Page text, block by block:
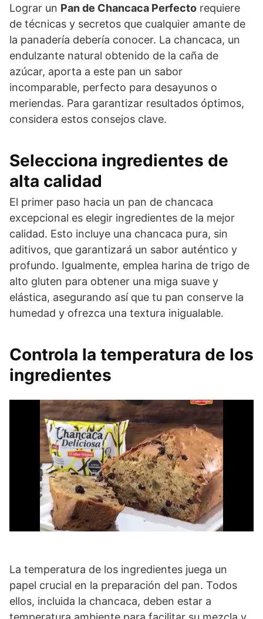
Lograr un Pan de Chancaca Perfecto requiere
de técnicas y secretos que cualquier amante de
la panadería debería conocer. La chancaca, un
endulzante natural obtenido de la caña de
azúcar, aporta a este pan un sabor
incomparable, perfecto para desayunos o
meriendas. Para garantizar resultados óptimos,
considera estos consejos clave.
Selecciona ingredientes de
alta calidad
El primer paso hacia un pan de chancaca
excepcional es elegir ingredientes de la mejor
calidad. Esto incluye una chancaca pura, sin
aditivos, que garantizará un sabor auténtico y
profundo. Igualmente, emplea harina de trigo de
alto gluten para obtener una miga suave y
elástica, asegurando así que tu pan conserve la
humedad y ofrezca una textura inigualable.
Controla la temperatura de los
ingredientes
La temperatura de los ingredientes juega un
papel crucial en la preparación del pan. Todos
ellos, incluida la chancaca, deben estar a